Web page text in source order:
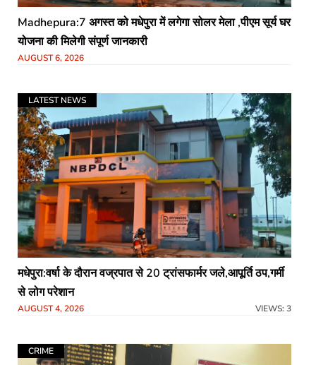
Madhepura:7 अगस्त को मधेपुरा में लगेगा सोलर मेला ,पीएम सूर्य घर
योजना की मिलेगी संपूर्ण जानकारी
AUGUST 6, 2026
LATEST NEWS
मधेपुरा:वर्षा के दौरान वज्रपात से 20 ट्रांसफार्मर जले,आपूर्ति ठप,गर्मी
से लोग परेशान
AUGUST 4, 2026 VIEWS: 3
CRIME